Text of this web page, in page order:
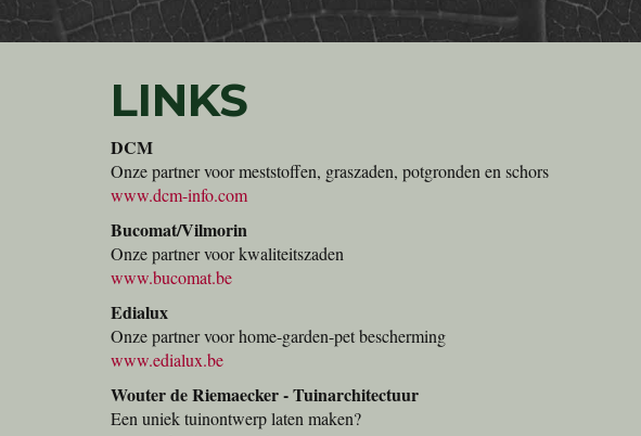
LINKS
DCM
Onze partner voor meststoffen, graszaden, potgronden en schors
www.dcm-info.com
Bucomat/Vilmorin
Onze partner voor kwaliteitszaden
www.bucomat.be
Edialux
Onze partner voor home-garden-pet bescherming
www.edialux.be
Wouter de Riemaecker - Tuinarchitectuur
Een uniek tuinontwerp laten maken?